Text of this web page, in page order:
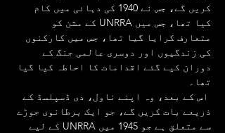
کریں گے، جس نے 1940 کی دہائی میں کام
کیا تھا، جس میں UNRRA کے مشن کو
متعارف کرایا گیا تھا، جس میں کارکنوں
کی زندگیوں اور دوسری عالمی جنگ کے
دوران کیے گئے اقدامات کا احاطہ کیا گیا
تھا۔
اس کے بعد، وہ اپنے ناول، دی ڈسپلسڈ کے
ذریعے بات کریں گے، جو ایک برطانوی جوڑے
سے متعلق ہے جو 1945 میں UNRRA کے لیے